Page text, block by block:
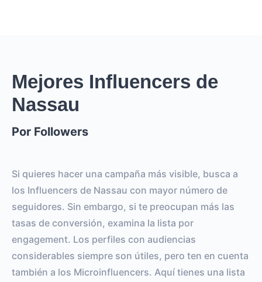
Mejores Influencers de
Nassau
Por Followers
Si quieres hacer una campaña más visible, busca a
los Influencers de Nassau con mayor número de
seguidores. Sin embargo, si te preocupan más las
tasas de conversión, examina la lista por
engagement. Los perfiles con audiencias
considerables siempre son útiles, pero ten en cuenta
también a los Microinfluencers. Aquí tienes una lista